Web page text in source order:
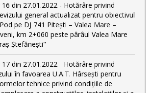
din 27.01.2022 - Hotărâre privind
general actualizat pentru obiectivul
pe DJ 741 Pitești – Valea Mare –
km 2+060 peste pârâul Valea Mare
Ștefănești"
din 27.01.2022 - Hotărâre privind
în favoarea U.A.T. Hârsești pentru
tehnice privind condiţiile de